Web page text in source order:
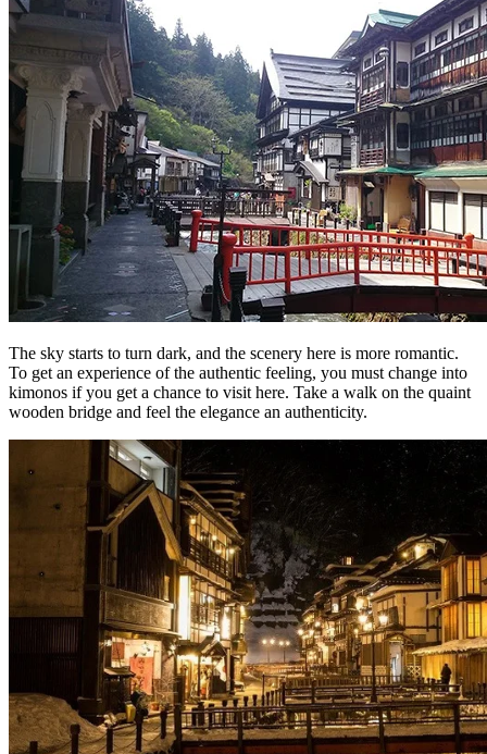
The sky starts to turn dark, and the scenery here is more romantic.
To get an experience of the authentic feeling, you must change into
kimonos if you get a chance to visit here. Take a walk on the quaint
wooden bridge and feel the elegance an authenticity.